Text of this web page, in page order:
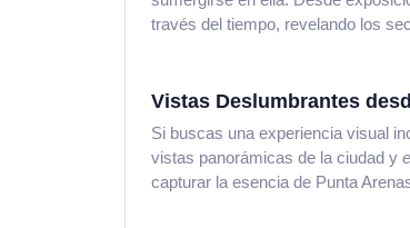
través del tiempo, revelando los
Vistas Deslumbrantes
Si buscas una experiencia visual
vistas panorámicas de la ciudad y
capturar la esencia de Punta